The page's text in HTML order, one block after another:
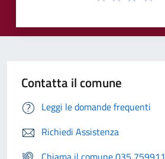
Contatta il comune
Leggi le domande frequenti
Richiedi Assistenza